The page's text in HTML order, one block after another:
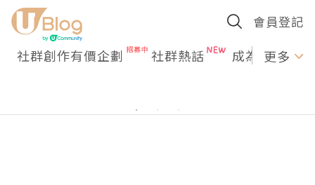
會員登記
社群創作有價企劃 社群熱話 成為U更多